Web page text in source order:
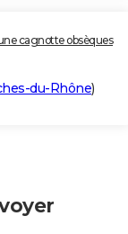
cagnotte obsèques
du-Rhône)